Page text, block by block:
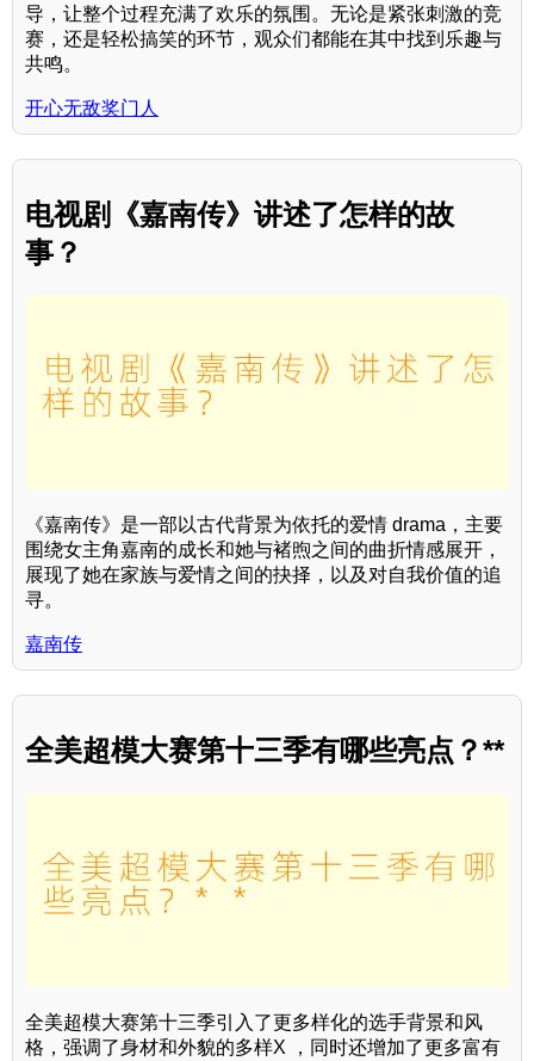
导，让整个过程充满了欢乐的氛围。无论是紧张刺激的竞
赛，还是轻松搞笑的环节，观众们都能在其中找到乐趣与
共鸣。
开心无敌奖门人
电视剧《嘉南传》讲述了怎样的故
事？
《嘉南传》是一部以古代背景为依托的爱情 drama，主要
围绕女主角嘉南的成长和她与褚煦之间的曲折情感展开，
展现了她在家族与爱情之间的抉择，以及对自我价值的追
寻。
嘉南传
全美超模大赛第十三季有哪些亮点？**
全美超模大赛第十三季引入了更多样化的选手背景和风
格，强调了身材和外貌的多样X ，同时还增加了更多富有